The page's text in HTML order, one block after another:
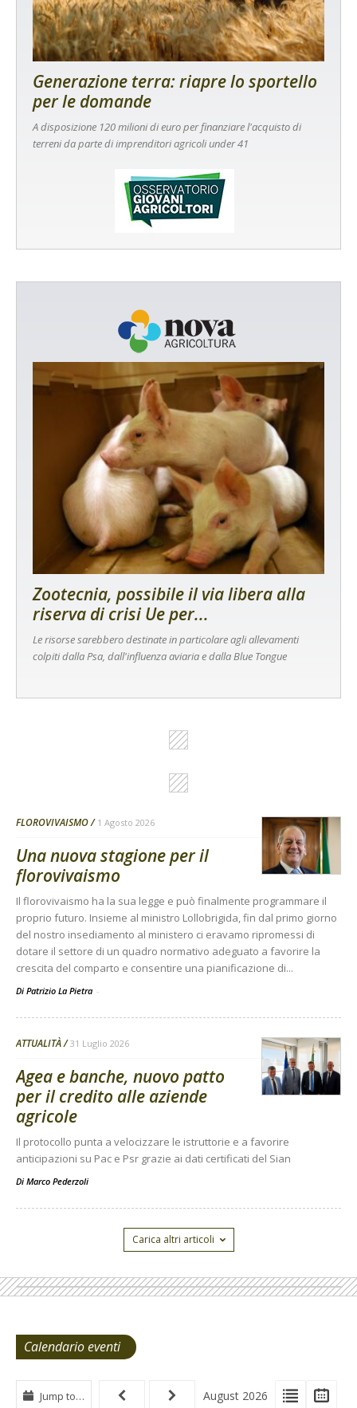
Generazione terra: riapre lo sportello
per le domande
A disposizione 120 milioni di euro per finanziare l'acquisto di
terreni da parte di imprenditori agricoli under 41
Zootecnia, possibile il via libera alla
riserva di crisi Ue per...
Le risorse sarebbero destinate in particolare agli allevamenti
colpiti dalla Psa, dall'influenza aviaria e dalla Blue Tongue
FLOROVIVAISMO 1 Agosto 2026
Una nuova stagione per il
florovivaismo
Il florovivaismo ha la sua legge e può finalmente programmare il
proprio futuro. Insieme al ministro Lollobrigida, fin dal primo giorno
del nostro insediamento al ministero ci eravamo ripromessi di
dotare il settore di un quadro normativo adeguato a favorire la
crescita del comparto e consentire una pianificazione di...
Di Patrizio La Pietra -
ATTUALITÀ 31 Luglio 2026
Agea e banche, nuovo patto
per il credito alle aziende
agricole
Il protocollo punta a velocizzare le istruttorie e a favorire
anticipazioni su Pac e Psr grazie ai dati certificati del Sian
Di Marco Pederzoli
Carica altri articoli
Calendario eventi
View
View
Jump to… August 2026